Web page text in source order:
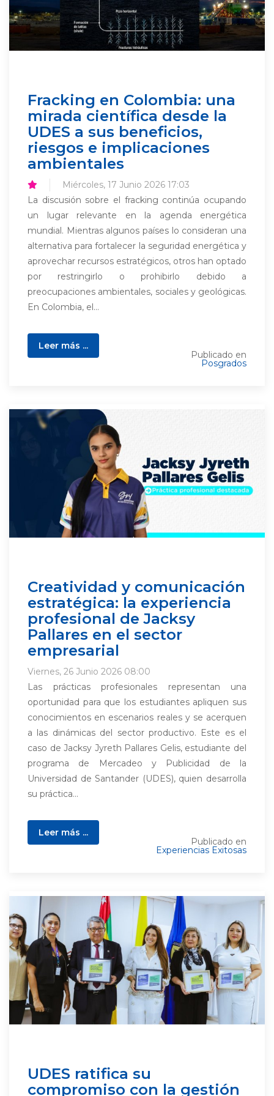
Fracking en Colombia: una
mirada científica desde la
UDES a sus beneficios,
riesgos e implicaciones
ambientales
Miércoles, 17 Junio 2026 17:03
La discusión sobre el fracking continúa ocupando
un lugar relevante en la agenda energética
mundial. Mientras algunos países lo consideran una
alternativa para fortalecer la seguridad energética y
aprovechar recursos estratégicos, otros han optado
por restringirlo o prohibirlo debido a
preocupaciones ambientales, sociales y geológicas.
En Colombia, el...
Leer más ...
Publicado en
Posgrados
Creatividad y comunicación
estratégica: la experiencia
profesional de Jacksy
Pallares en el sector
empresarial
Viernes, 26 Junio 2026 08:00
Las prácticas profesionales representan una
oportunidad para que los estudiantes apliquen sus
conocimientos en escenarios reales y se acerquen
a las dinámicas del sector productivo. Este es el
caso de Jacksy Jyreth Pallares Gelis, estudiante del
programa de Mercadeo y Publicidad de la
Universidad de Santander (UDES), quien desarrolla
su práctica...
Leer más ...
Publicado en
Experiencias Exitosas
UDES ratifica su
compromiso con la gestión